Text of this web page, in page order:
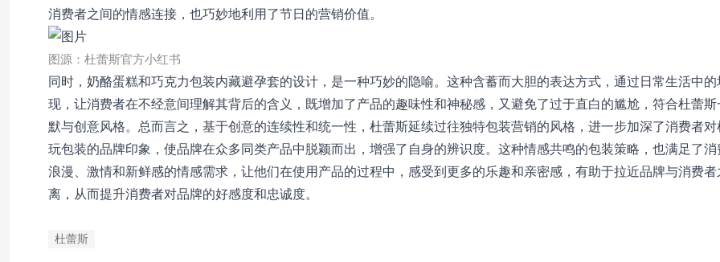
消费者之间的情感连接，也巧妙地利用了节日的营销价值。
图源：杜蕾斯官方小红书
同时，奶酪蛋糕和巧克力包装内藏避孕套的设计，是一种巧妙的隐喻。这种含蓄而大胆的表达方式，通过日常生活中的
现，让消费者在不经意间理解其背后的含义，既增加了产品的趣味性和神秘感，又避免了过于直白的尴尬，符合杜蕾斯
默与创意风格。总而言之，基于创意的连续性和统一性，杜蕾斯延续过往独特包装营销的风格，进一步加深了消费者对
玩包装的品牌印象，使品牌在众多同类产品中脱颖而出，增强了自身的辨识度。这种情感共鸣的包装策略，也满足了消
浪漫、激情和新鲜感的情感需求，让他们在使用产品的过程中，感受到更多的乐趣和亲密感， 有助于拉近品牌与消费者
离，从而提升消费者对品牌的好感度和忠诚度。
杜蕾斯